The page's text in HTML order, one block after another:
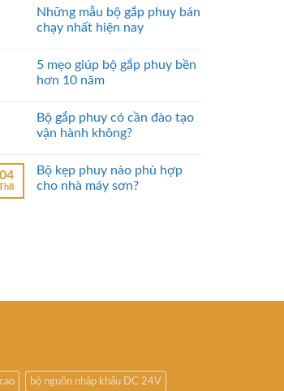
Những mẫu bộ gắp phuy bán
chạy nhất hiện nay
5 mẹo giúp bộ gắp phuy bền
hơn 10 năm
Bộ gắp phuy có cần đào tạo
vận hành không?
04
Th8
Bộ kẹp phuy nào phù hợp
cho nhà máy sơn?
bộ nguồn nhập khẩu DC 24V